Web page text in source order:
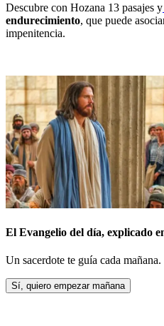
Descubre con Hozana 13 pasajes y
endurecimiento, que puede
impenitencia.
El Evangelio del día, explicado
Un sacerdote te guía cada
Sí, quiero empezar mañana